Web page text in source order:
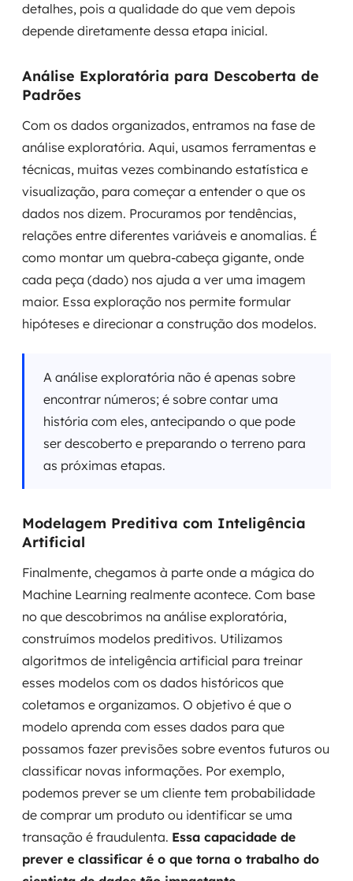
detalhes, pois a qualidade do que vem depois
depende diretamente dessa etapa inicial.
Análise Exploratória para Descoberta de
Padrões
Com os dados organizados, entramos na fase de
análise exploratória. Aqui, usamos ferramentas e
técnicas, muitas vezes combinando estatística e
visualização, para começar a entender o que os
dados nos dizem. Procuramos por tendências,
relações entre diferentes variáveis e anomalias. É
como montar um quebra-cabeça gigante, onde
cada peça (dado) nos ajuda a ver uma imagem
maior. Essa exploração nos permite formular
hipóteses e direcionar a construção dos modelos.
A análise exploratória não é apenas sobre
encontrar números; é sobre contar uma
história com eles, antecipando o que pode
ser descoberto e preparando o terreno para
as próximas etapas.
Modelagem Preditiva com Inteligência
Artificial
Finalmente, chegamos à parte onde a mágica do
Machine Learning realmente acontece. Com base
no que descobrimos na análise exploratória,
construímos modelos preditivos. Utilizamos
algoritmos de inteligência artificial para treinar
esses modelos com os dados históricos que
coletamos e organizamos. O objetivo é que o
modelo aprenda com esses dados para que
possamos fazer previsões sobre eventos futuros ou
classificar novas informações. Por exemplo,
podemos prever se um cliente tem probabilidade
de comprar um produto ou identificar se uma
transação é fraudulenta. Essa capacidade de
prever e classificar é o que torna o trabalho do